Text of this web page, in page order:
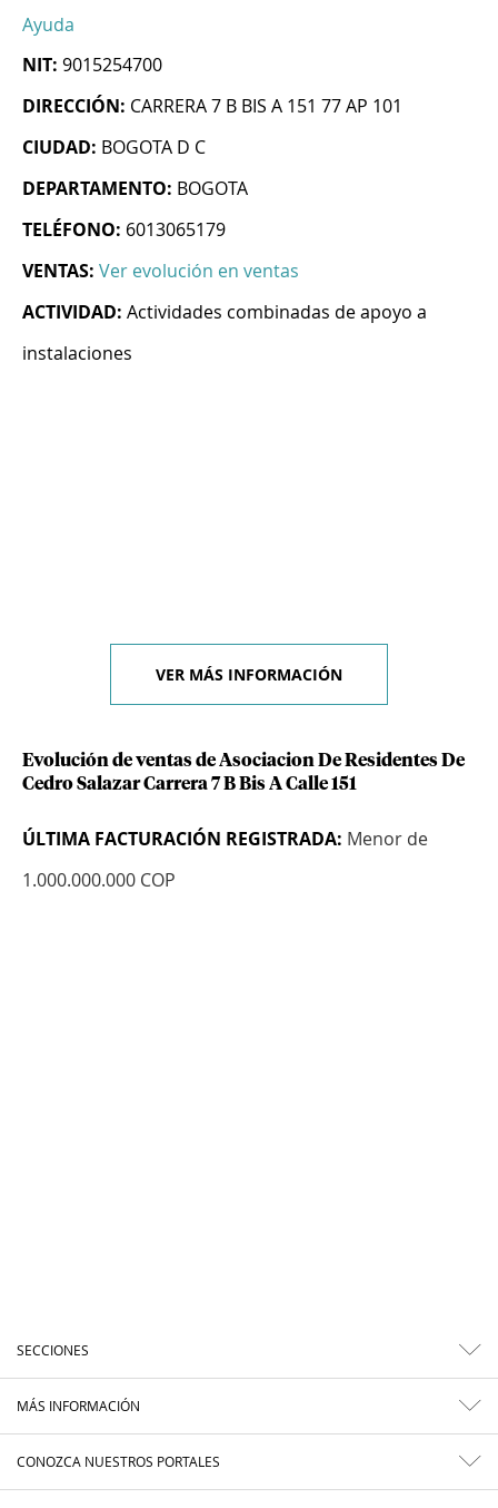
Ayuda
NIT: 9015254700
DIRECCIÓN: CARRERA 7 B BIS A 151 77 AP 101
CIUDAD: BOGOTA D C
DEPARTAMENTO: BOGOTA
TELÉFONO: 6013065179
VENTAS: Ver evolución en ventas
ACTIVIDAD: Actividades combinadas de apoyo a
instalaciones
VER MÁS INFORMACIÓN
Evolución de ventas de Asociacion De Residentes De
Cedro Salazar Carrera 7 B Bis A Calle 151
ÚLTIMA FACTURACIÓN REGISTRADA: Menor de
1.000.000.000 COP
SECCIONES
MÁS INFORMACIÓN
CONOZCA NUESTROS PORTALES